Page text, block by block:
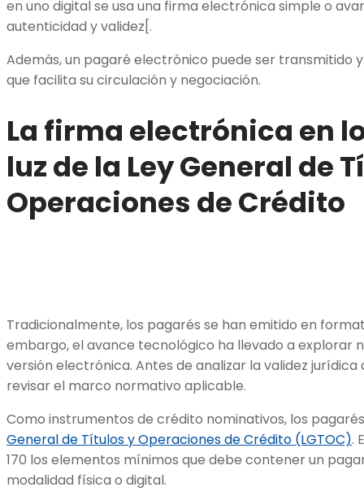
en uno digital se usa una firma electrónica simple o
autenticidad y validez[.
Además, un pagaré electrónico puede ser transmitido
que facilita su circulación y negociación.
La firma electrónica en
luz de la Ley General de
Operaciones de Crédito
Tradicionalmente, los pagarés se han emitido en
embargo, el avance tecnológico ha llevado a explorar
versión electrónica. Antes de analizar la validez
revisar el marco normativo aplicable.
Como instrumentos de crédito nominativos, los
General de Títulos y Operaciones de Crédito (LGTOC).
170 los elementos mínimos que debe contener un
modalidad física o digital.